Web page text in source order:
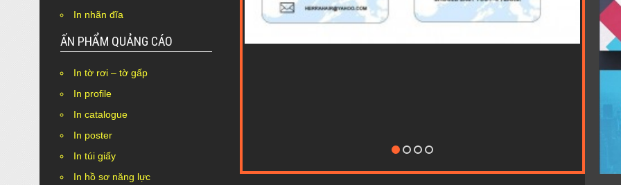
In nhãn đĩa
ẤN PHẨM QUẢNG CÁO
In tờ rơi – tờ gấp
In profile
In catalogue
In poster
In túi giấy
In hồ sơ năng lực